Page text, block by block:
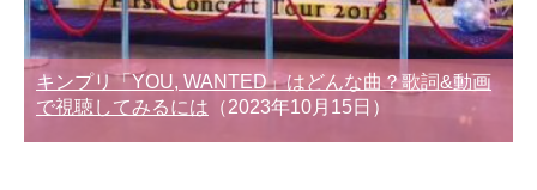
キンプリ「YOU, WANTED」はどんな曲？歌詞&動画
で視聴してみるには （2023年10月15日）